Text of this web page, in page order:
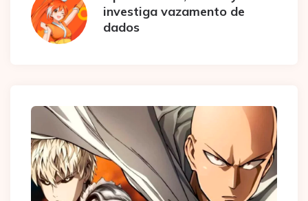
investiga vazamento de
dados